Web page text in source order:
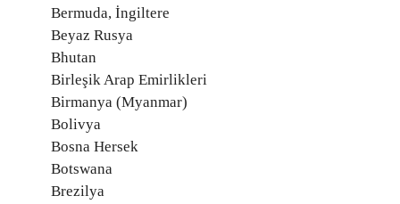
Bermuda, İngiltere
Beyaz Rusya
Bhutan
Birleşik Arap Emirlikleri
Birmanya (Myanmar)
Bolivya
Bosna Hersek
Botswana
Brezilya